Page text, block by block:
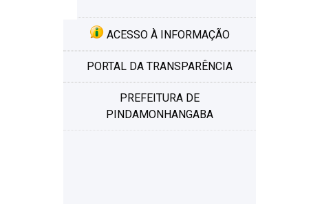
ACESSO À INFORMAÇÃO
PORTAL DA TRANSPARÊNCIA
PREFEITURA DE
PINDAMONHANGABA